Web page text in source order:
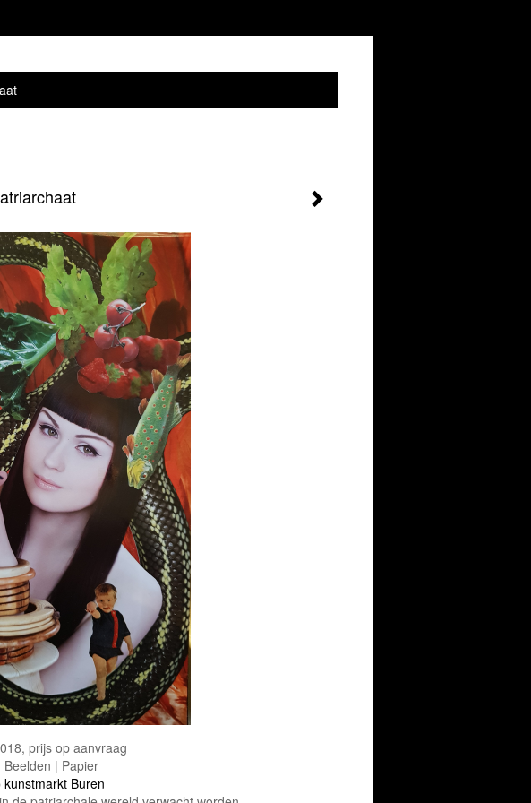
prijs op aanvraag
Beelden | Papier
kunstmarkt Buren